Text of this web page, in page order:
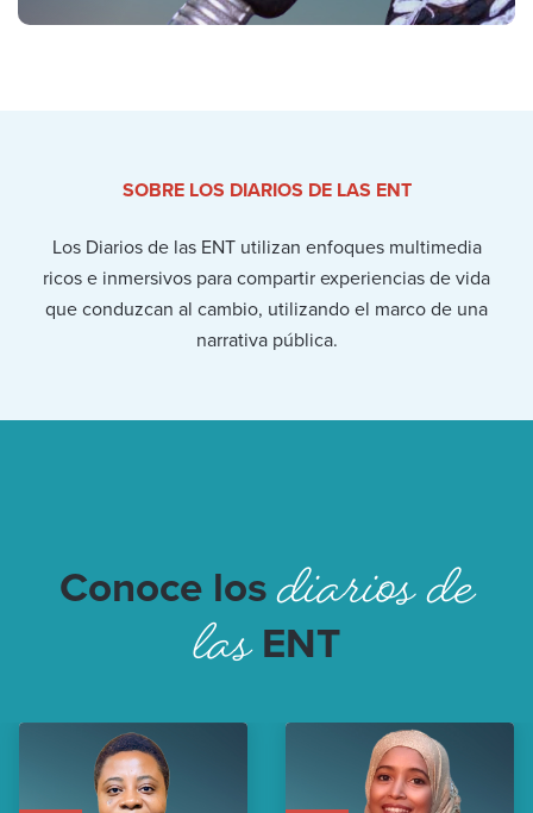
SOBRE LOS DIARIOS DE LAS ENT
Los Diarios de las ENT utilizan enfoques multimedia
ricos e inmersivos para compartir experiencias de vida
que conduzcan al cambio, utilizando el marco de una
narrativa pública.
Conoce losdiarios de
lasENT